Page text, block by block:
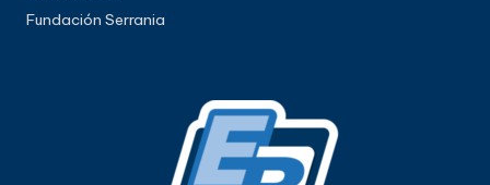
Fundación Serrania